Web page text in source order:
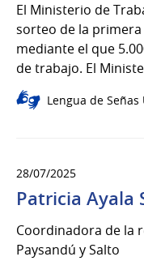
El Ministerio de
sorteo de la
mediante el que
de trabajo. El
Lengua de Señas
28/07/2025
Patricia Ayala
Coordinadora de la
Paysandú y Salto